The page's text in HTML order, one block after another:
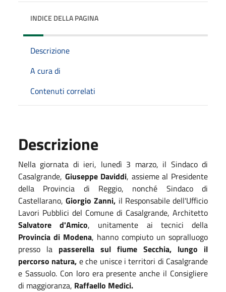
INDICE DELLA PAGINA
Descrizione
A cura di
Contenuti correlati
Descrizione
Nella giornata di ieri, lunedì 3 marzo, il Sindaco di
Casalgrande, Giuseppe Daviddi, assieme al Presidente
della Provincia di Reggio, nonché Sindaco di
Castellarano,Giorgio Zanni, il Responsabile dell'Ufficio
Lavori Pubblici del Comune di Casalgrande, Architetto
Salvatore d'Amico, unitamente ai tecnici della
Provincia di Modena, hanno compiuto un sopralluogo
presso la passerella sul fiume Secchia, lungo il
percorso natura, e che unisce i territori di Casalgrande
e Sassuolo. Con loro era presente anche il Consigliere
di maggioranza, Raffaello Medici.